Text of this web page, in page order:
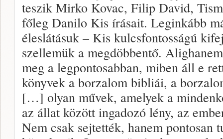
teszik Mirko Kovac, Filip David,
főleg Danilo Kis írásait. Leginkább
éleslátásuk – Kis kulcsfontosságú
szellemük a megdöbbentő.
meg a legpontosabban, miben áll e
könyvek a borzalom bibliái, a
[…] olyan művek, amelyek a
az állat között ingadozó lény, az
Nem csak sejtették, hanem pontosan